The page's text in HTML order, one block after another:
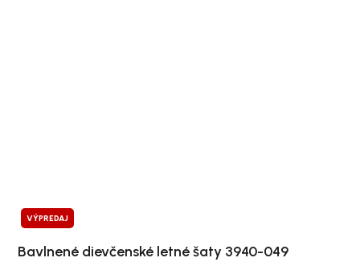
VÝPREDAJ
Bavlnené dievčenské letné šaty 3940-049